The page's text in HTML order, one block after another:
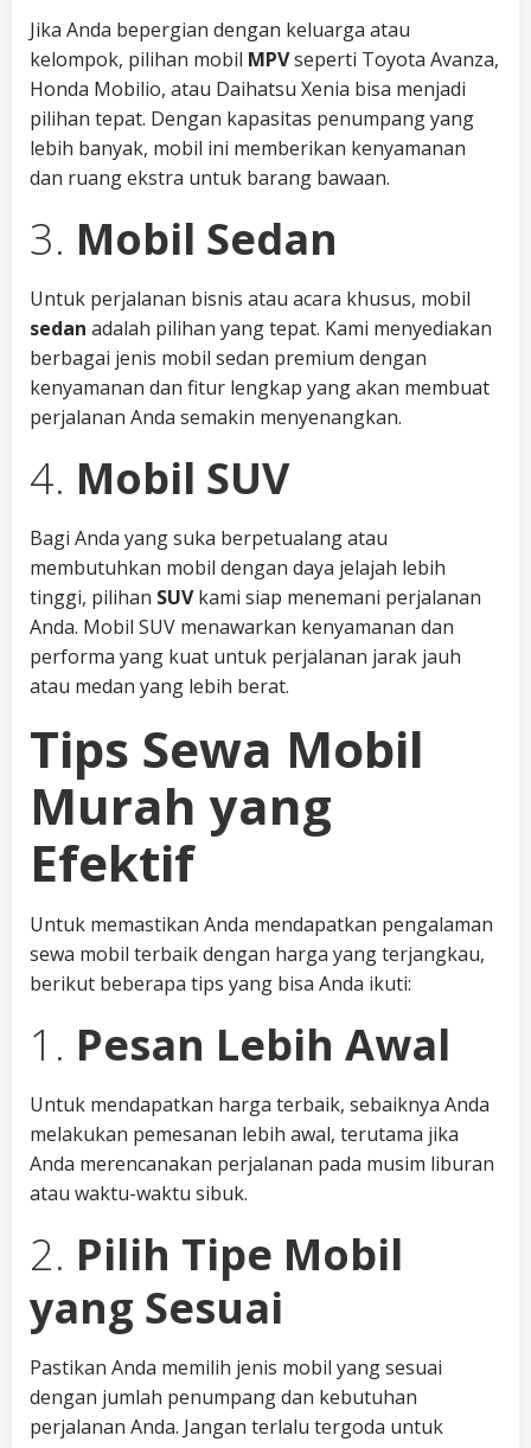
Jika Anda bepergian dengan keluarga atau
kelompok, pilihan mobil MPVseperti Toyota Avanza,
Honda Mobilio, atau Daihatsu Xenia bisa menjadi
pilihan tepat. Dengan kapasitas penumpang yang
lebih banyak, mobil ini memberikan kenyamanan
dan ruang ekstra untuk barang bawaan.
3. Mobil Sedan
Untuk perjalanan bisnis atau acara khusus, mobil
sedan adalah pilihan yang tepat. Kami menyediakan
berbagai jenis mobil sedan premium dengan
kenyamanan dan fitur lengkap yang akan membuat
perjalanan Anda semakin menyenangkan.
4. Mobil SUV
Bagi Anda yang suka berpetualang atau
membutuhkan mobil dengan daya jelajah lebih
tinggi, pilihan SUVkami siap menemani perjalanan
Anda. Mobil SUV menawarkan kenyamanan dan
performa yang kuat untuk perjalanan jarak jauh
atau medan yang lebih berat.
Tips Sewa Mobil
Murah yang
Efektif
Untuk memastikan Anda mendapatkan pengalaman
sewa mobil terbaik dengan harga yang terjangkau,
berikut beberapa tips yang bisa Anda ikuti:
1. Pesan Lebih Awal
Untuk mendapatkan harga terbaik, sebaiknya Anda
melakukan pemesanan lebih awal, terutama jika
Anda merencanakan perjalanan pada musim liburan
atau waktu-waktu sibuk.
2. Pilih Tipe Mobil
yang Sesuai
Pastikan Anda memilih jenis mobil yang sesuai
dengan jumlah penumpang dan kebutuhan
perjalanan Anda. Jangan terlalu tergoda untuk